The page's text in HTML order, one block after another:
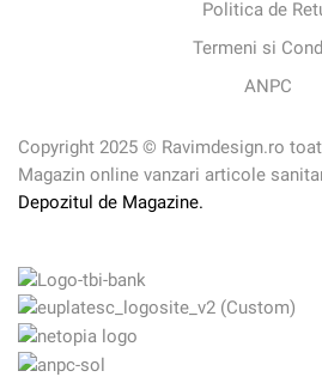
Politica de
Termeni si
ANPC
Copyright 2025 © Ravimdesign.ro
Magazin online vanzari articole
Depozitul de Magazine.